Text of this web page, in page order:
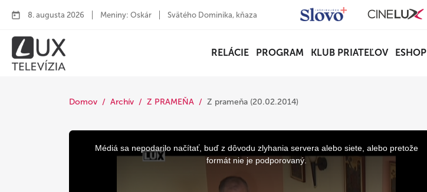
8. augusta 2026 Meniny: Oskár Svätého Dominika, kňaza
RELÁCIE PROGRAM KLUB PRIATEĽOV ESHOP
Domov Archív Z PRAMEŇA Z prameňa (20.02.2014)
This
Médiá sa nepodarilo načítať, buď z dôvodu zlyhania servera alebo siete, alebo pretože
formát nie je podporovaný.